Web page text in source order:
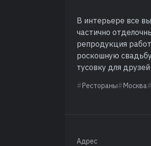
В интерьере все
частично
репродукция
роскошную
тусовку для
Рестораны Москва
Адрес